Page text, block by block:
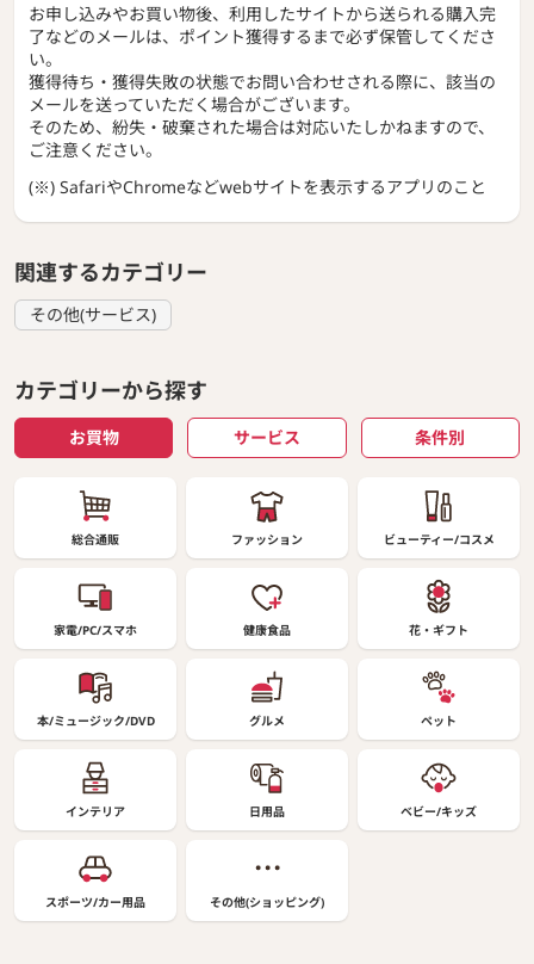
お申し込みやお買い物後、利用したサイトから送られる購入完
了などのメールは、ポイント獲得するまで必ず保管してくださ
い。
獲得待ち・獲得失敗の状態でお問い合わせされる際に、該当の
メールを送っていただく場合がございます。
そのため、紛失・破棄された場合は対応いたしかねますので、
ご注意ください。
(※) SafariやChromeなどwebサイトを表示するアプリのこと
関連するカテゴリー
その他(サービス)
カテゴリーから探す
お買物 サービス 条件別
総合通販 ファッション ビューティー/コスメ
家電/PC/スマホ 健康食品 花・ギフト
本/ミュージック/DVD グルメ ペット
インテリア 日用品 ベビー/キッズ
スポーツ/カー用品 その他(ショッピング)